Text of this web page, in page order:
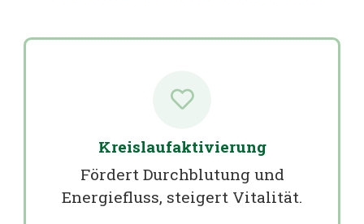
Kreislaufaktivierung
Fördert Durchblutung und
Energiefluss, steigert Vitalität.